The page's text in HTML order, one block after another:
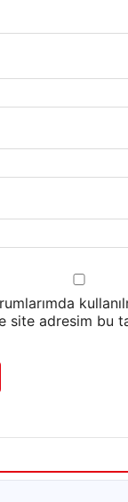
site adresim bu